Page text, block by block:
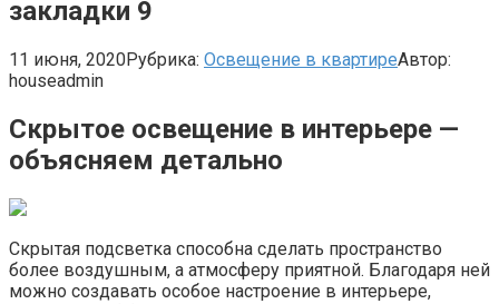
закладки 9
11 июня, 2020Рубрика: Освещение в квартиреАвтор:
houseadmin
Скрытое освещение в интерьере —
объясняем детально
Скрытая подсветка способна сделать пространство
более воздушным, а атмосферу приятной. Благодаря ней
можно создавать особое настроение в интерьере,